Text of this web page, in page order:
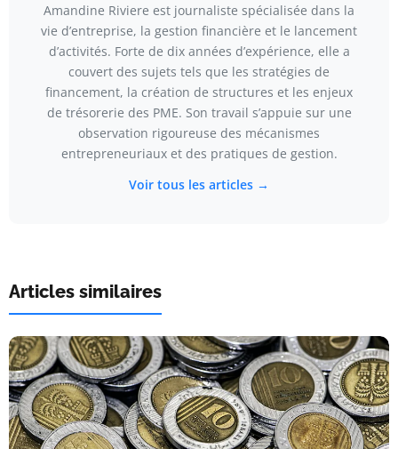
Amandine Riviere est journaliste spécialisée dans la
vie d’entreprise, la gestion financière et le lancement
d’activités. Forte de dix années d’expérience, elle a
couvert des sujets tels que les stratégies de
financement, la création de structures et les enjeux
de trésorerie des PME. Son travail s’appuie sur une
observation rigoureuse des mécanismes
entrepreneuriaux et des pratiques de gestion.
Voir tous les articles →
Articles similaires